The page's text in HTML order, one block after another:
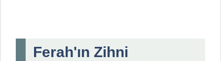
Ferah'ın Zihni